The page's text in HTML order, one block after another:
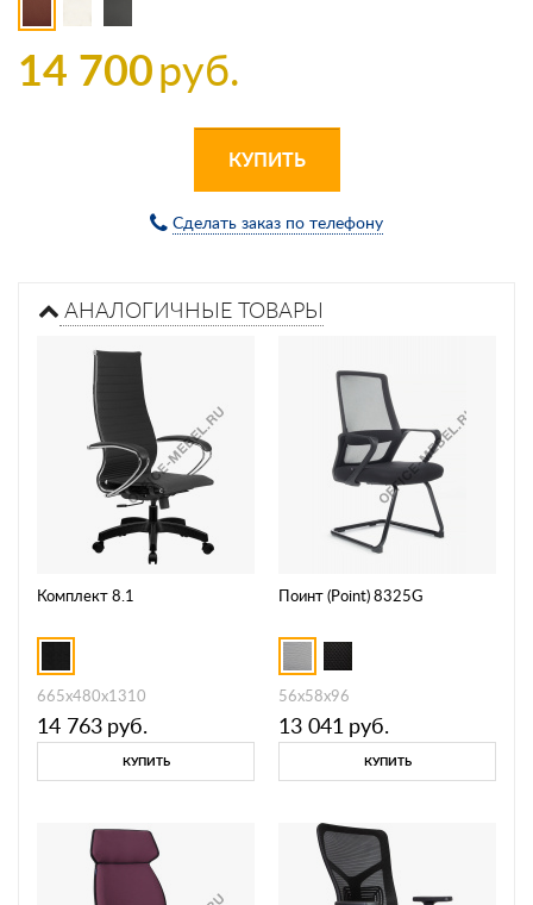
14 700руб.
КУПИТЬ
Сделать заказ по телефону
АНАЛОГИЧНЫЕ ТОВАРЫ
Комплект 8.1
665х480х1310
14 763 руб.
КУПИТЬ
Поинт (Point) 8325G
56х58х96
13 041 руб.
КУПИТЬ